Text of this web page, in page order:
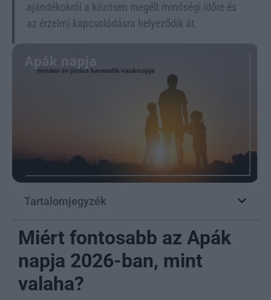
ajándékokról a közösen megélt minőségi időre és
az érzelmi kapcsolódásra helyeződik át.
Tartalomjegyzék
Miért fontosabb az Apák
napja 2026-ban, mint
valaha?